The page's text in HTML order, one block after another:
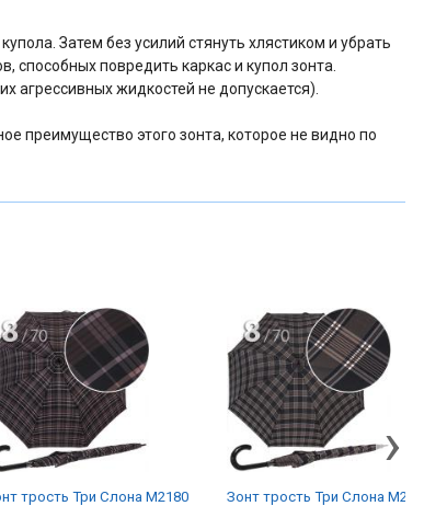
Затем без усилий стянуть хлястиком и убрать
способных повредить каркас и купол зонта.
жидкостей не допускается).
преимущество этого зонта, которое не видно по
трость Три Слона M2180
Зонт трость Три Слона M2180
›